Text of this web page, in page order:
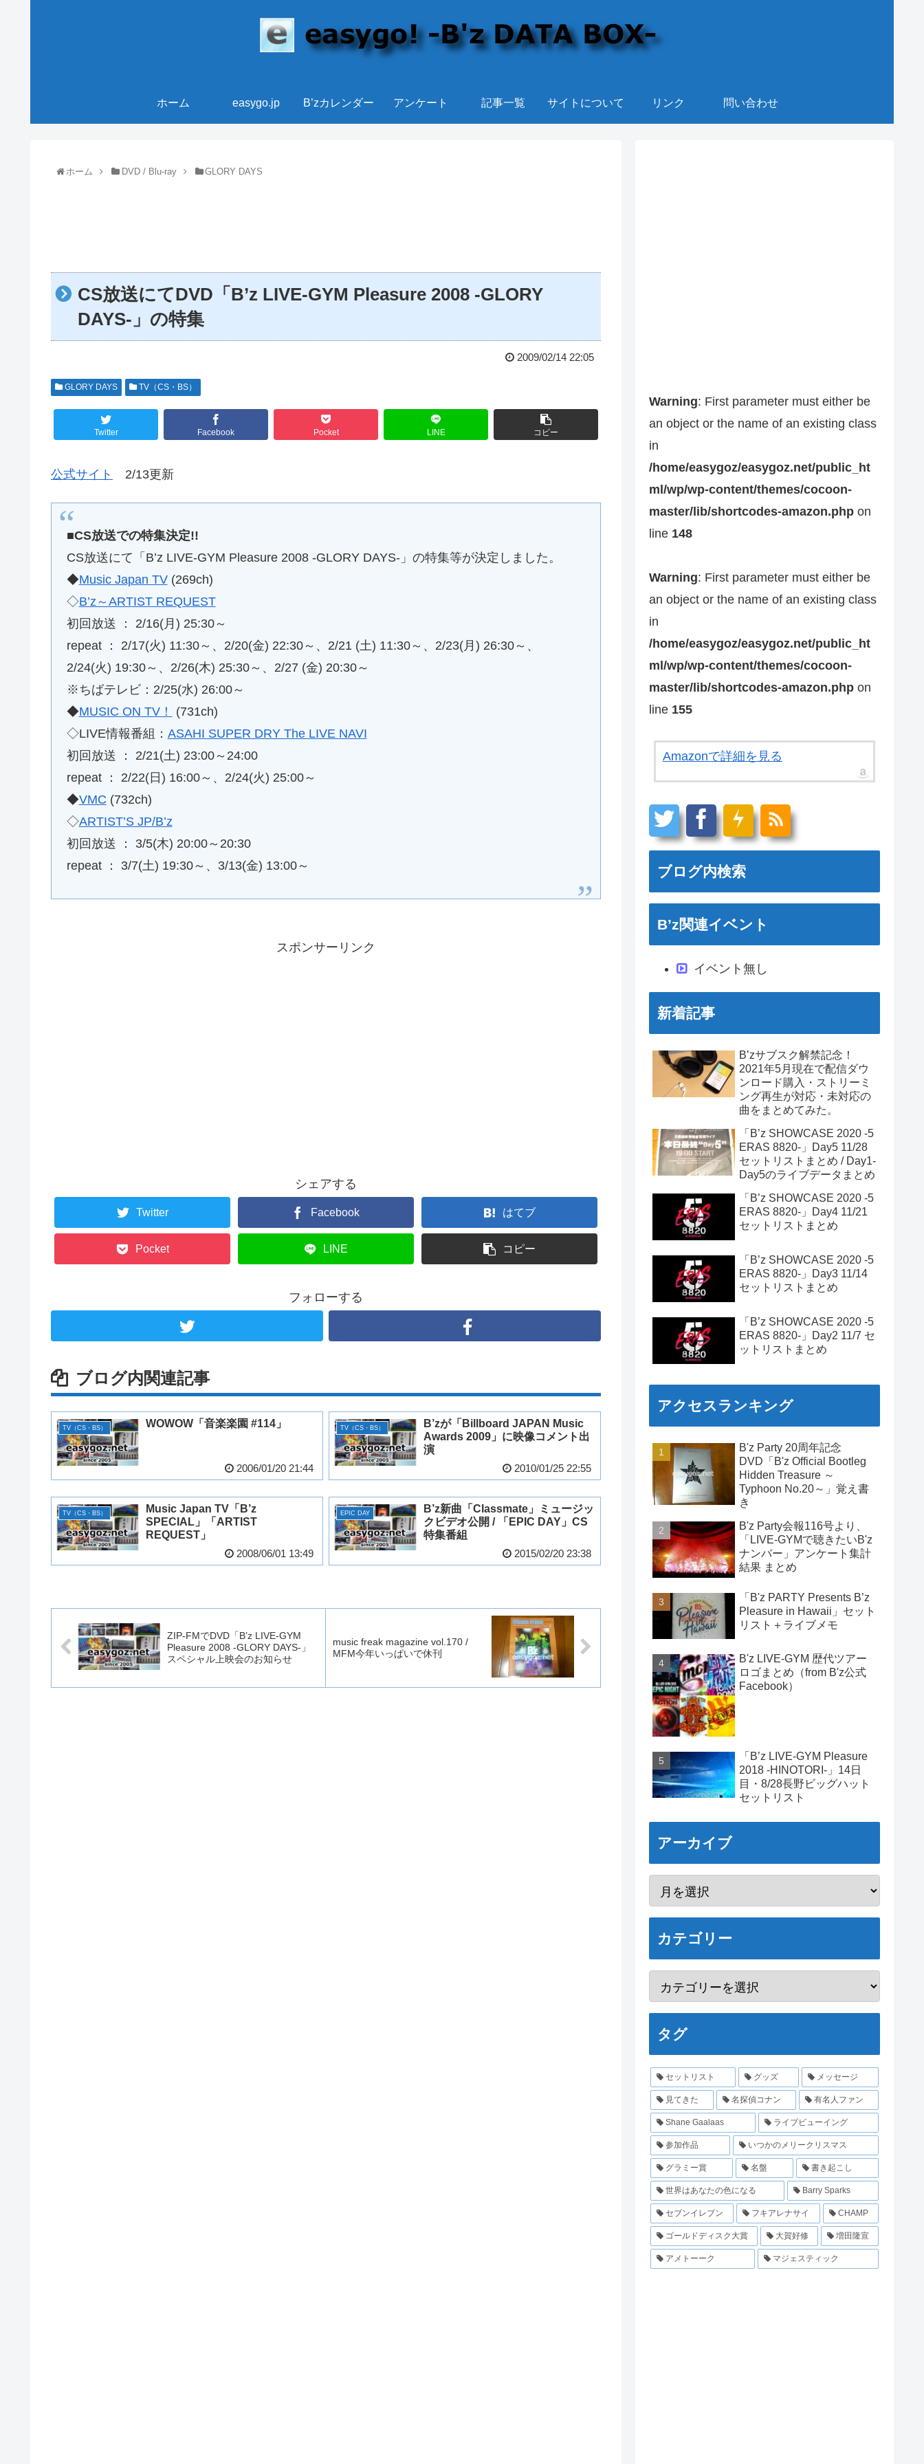
ホーム easygo.jp B’zカレンダー アンケート 記事一覧 サイトについて リンク 問い合わせ
ホーム DVD / Blu-ray GLORY DAYS
CS放送にてDVD「B’z LIVE-GYM Pleasure 2008 -GLORY
DAYS-」の特集
2009/02/14 22:05
GLORY DAYS TV（CS・BS）
Twitter Facebook Pocket LINE コピー
公式サイト 2/13更新
■CS放送での特集決定!!
CS放送にて「B’z LIVE-GYM Pleasure 2008 -GLORY DAYS-」の特集等が決定しました。
◆Music Japan TV(269ch)
◇B’z～ARTIST REQUEST
初回放送 ： 2/16(月) 25:30～
repeat ： 2/17(火) 11:30～、2/20(金) 22:30～、2/21 (土) 11:30～、2/23(月) 26:30～、
2/24(火) 19:30～、2/26(木) 25:30～、2/27 (金) 20:30～
※ちばテレビ：2/25(水) 26:00～
◆MUSIC ON TV！
(731ch)
◇LIVE情報番組： ASAHI SUPER DRY The LIVE NAVI
初回放送 ： 2/21(土) 23:00～24:00
repeat ： 2/22(日) 16:00～、2/24(火) 25:00～
◆VMC (732ch)
◇ARTIST’S JP/B’z
初回放送 ： 3/5(木) 20:00～20:30
repeat ： 3/7(土) 19:30～、3/13(金) 13:00～
スポンサーリンク
シェアする
Twitter Facebook はてブ
Pocket LINE コピー
フォローする
ブログ内関連記事
TV（CS・BS） WOWOW「音楽楽園 #114」
2006/01/20 21:44
TV（CS・BS）
B’zが「Billboard JAPAN Music
Awards 2009」に映像コメント出
演
2010/01/25 22:55
TV（CS・BS）
Music Japan TV「B’z
SPECIAL」「ARTIST
REQUEST」
2008/06/01 13:49
EPIC DAY
B’z新曲「Classmate」ミュージッ
クビデオ公開 / 「EPIC DAY」CS
特集番組
2015/02/20 23:38
ZIP-FMでDVD「B’z LIVE-GYM
Pleasure 2008 -GLORY DAYS-」
スペシャル上映会のお知らせ
music freak magazine vol.170 /
MFM今年いっぱいで休刊
Warning: First parameter must either be
an object or the name of an existing class
in
/home/easygoz/easygoz.net/public_ht
ml/wp/wp-content/themes/cocoon-
master/lib/shortcodes-amazon.php on
line 148
Warning: First parameter must either be
an object or the name of an existing class
in
/home/easygoz/easygoz.net/public_ht
ml/wp/wp-content/themes/cocoon-
master/lib/shortcodes-amazon.php on
line 155
Amazonで詳細を見る
ブログ内検索
B’z関連イベント
イベント無し
新着記事
B’zサブスク解禁記念！
2021年5月現在で配信ダウ
ンロード購入・ストリーミ
ング再生が対応・未対応の
曲をまとめてみた。
「B’z SHOWCASE 2020 -5
ERAS 8820-」Day5 11/28
セットリストまとめ / Day1-
Day5のライブデータまとめ
「B’z SHOWCASE 2020 -5
ERAS 8820-」Day4 11/21
セットリストまとめ
「B’z SHOWCASE 2020 -5
ERAS 8820-」Day3 11/14
セットリストまとめ
「B’z SHOWCASE 2020 -5
ERAS 8820-」Day2 11/7 セ
ットリストまとめ
アクセスランキング
B'z Party 20周年記念
DVD「B'z Official Bootleg
Hidden Treasure ～
Typhoon No.20～」覚え書
き
B'z Party会報116号より、
「LIVE-GYMで聴きたいB'z
ナンバー」アンケート集計
結果 まとめ
「B'z PARTY Presents B’z
Pleasure in Hawaii」セット
リスト＋ライブメモ
B'z LIVE-GYM 歴代ツアー
ロゴまとめ（from B'z公式
Facebook）
「B’z LIVE-GYM Pleasure
2018 -HINOTORI-」14日
目・8/28長野ビッグハット
セットリスト
アーカイブ
カテゴリー
タグ
セットリスト グッズ メッセージ
見てきた 名探偵コナン 有名人ファン
Shane Gaalaas ライブビューイング
参加作品 いつかのメリークリスマス
グラミー賞 名盤 書き起こし
世界はあなたの色になる Barry Sparks
セブンイレブン フキアレナサイ CHAMP
ゴールドディスク大賞 大賀好修 増田隆宣
アメトーーク マジェスティック